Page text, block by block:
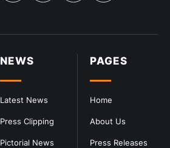
PAGES
Home
About Us
Press Releases
NEWS
Latest News
Press Clipping
Pictorial News